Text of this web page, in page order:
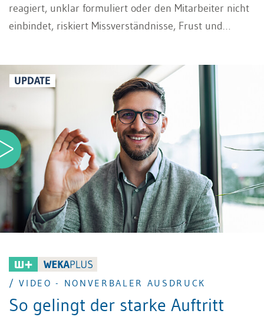
reagiert, unklar formuliert oder den Mitarbeiter nicht
einbindet, riskiert Missverständnisse, Frust und
Chance werden: Sie schaffen Klarheit, eröffnen neue
Perspektiven und zeigen Wege zur Verbesserung. In
unserem Video erfahren Sie, wie Sie Ihre Mitarbeiter
richtig kritisieren. So gelingt es Ihnen, schwierige
Situationen in echte Entwicklungsmöglichkeiten zu
verwandeln und eine positive, vertrauensvolle
Zusammenarbeit zu fördern.
UPDATE
/ VIDEO - NONVERBALER AUSDRUCK
So gelingt der starke Auftritt